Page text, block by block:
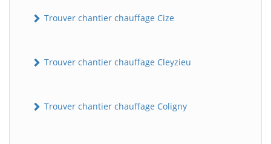
Trouver chantier chauffage Cize
Trouver chantier chauffage Cleyzieu
Trouver chantier chauffage Coligny